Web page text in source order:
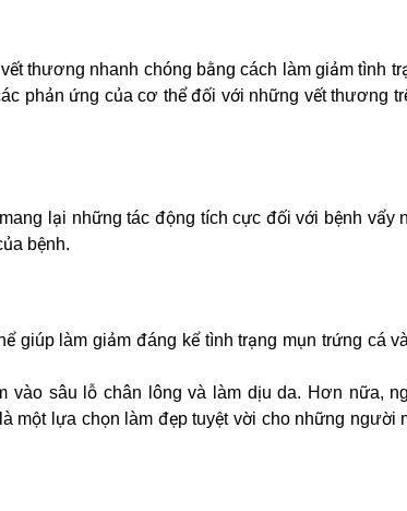
thương nhanh chóng bằng cách làm giảm tình
phản ứng của cơ thể đối với những vết thương
lại những tác động tích cực đối với bệnh vẩy
bệnh.
giúp làm giảm đáng kể tình trạng mụn trứng cá
vào sâu lỗ chân lông và làm dịu da. Hơn nữa,
một lựa chọn làm đẹp tuyệt vời cho những người